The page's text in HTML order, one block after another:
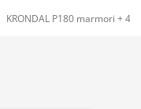
KRONDAL P180 marmori + 4